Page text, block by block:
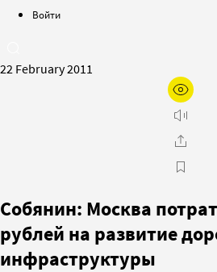
Войти
22 February 2011
Собянин: Москва
рублей на развитие
инфраструктуры